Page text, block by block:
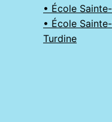
• École
• École
Turdine